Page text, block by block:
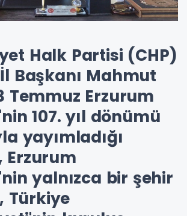
Halk Partisi (CHP)
Başkanı Mahmut
Temmuz Erzurum
107. yıl dönümü
yayımladığı
Erzurum
yalnızca bir şehir
Türkiye